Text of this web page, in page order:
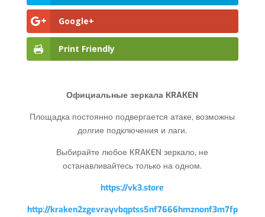
Google+
Print Friendly
Официальные зеркала KRAKEN
Площадка постоянно подвергается атаке, возможны
долгие подключения и лаги.
Выбирайте любое KRAKEN зеркало, не
останавливайтесь только на одном.
https://vk3.store
http://kraken2zgevrayvbqptss5nf7666hmznonf3m7fp